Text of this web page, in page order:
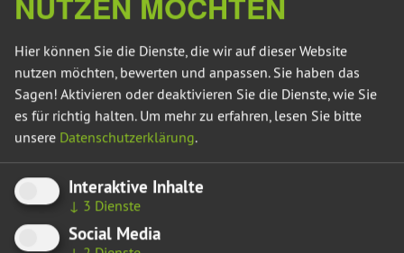
weiter für möglichst Viele arbeitsfrei bleiben“, sagte Olaf
Landtagsfraktion.
„Anstatt für mehr Rechtsklarheit zu sorgen, wird ein
unbestimmter und damit unsicherer neuer Begriff
geschaffen. Das ist ein Bärendienst für alle Beteiligten.
dazu. Nicht nur Kirchen und Gewerkschaften sind dagegen,
sondern auch die Wirtschaft selbst. Sie will nicht mehr
Sonntage, sondern eine rechtssichere Anwendung der
bisherigen Regelung“, so Meister.
Hier können Sie die Dienste, die wir auf dieser Website
nutzen möchten, bewerten und anpassen. Sie haben das
Sagen! Aktivieren oder deaktivieren Sie die Dienste, wie Sie
es für richtig halten. Um mehr zu erfahren, lesen Sie bitte
unsere Datenschutzerklärung.
Interaktive Inhalte
↓ 3 Dienste
Social Media